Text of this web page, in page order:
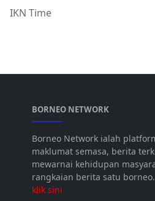
IKN Time
BORNEO NETWORK
Borneo Network ialah
maklumat semasa, berita
mewarnai kehidupan
rangkaian berita satu
klik sini